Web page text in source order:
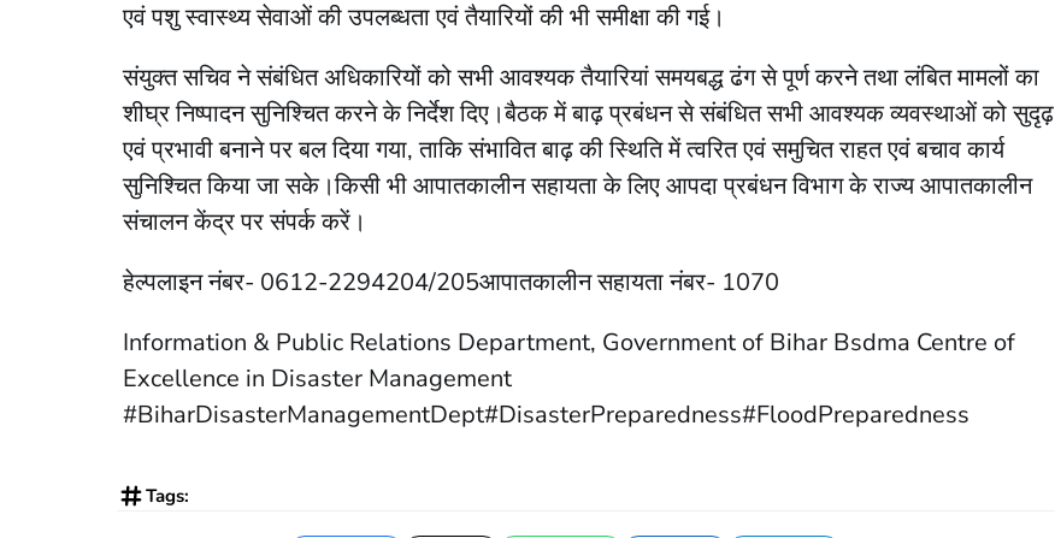
एवं पशु स्वास्थ्य सेवाओं की उपलब्धता एवं तैयारियों की भी समीक्षा की गई।
संयुक्त सचिव ने संबंधित अधिकारियों को सभी आवश्यक तैयारियां समयबद्ध ढंग से पूर्ण करने तथा लंबित मामलों का
शीघ्र निष्पादन सुनिश्चित करने के निर्देश दिए।बैठक में बाढ़ प्रबंधन से संबंधित सभी आवश्यक व्यवस्थाओं को सुदृढ़
एवं प्रभावी बनाने पर बल दिया गया, ताकि संभावित बाढ़ की स्थिति में त्वरित एवं समुचित राहत एवं बचाव कार्य
सुनिश्चित किया जा सके।किसी भी आपातकालीन सहायता के लिए आपदा प्रबंधन विभाग के राज्य आपातकालीन
संचालन केंद्र पर संपर्क करें।
हेल्पलाइन नंबर- 0612-2294204/205आपातकालीन सहायता नंबर- 1070
Information & Public Relations Department, Government of Bihar Bsdma Centre of
Excellence in Disaster Management
#BiharDisasterManagementDept#DisasterPreparedness#FloodPreparedness
Tags: